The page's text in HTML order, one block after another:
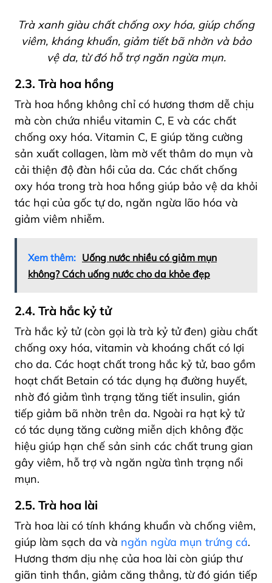
Trà xanh giàu chất chống oxy hóa, giúp chống
viêm, kháng khuẩn, giảm tiết bã nhờn và bảo
vệ da, từ đó hỗ trợ ngăn ngừa mụn.
2.3. Trà hoa hồng
Trà hoa hồng không chỉ có hương thơm dễ chịu
mà còn chứa nhiều vitamin C, E và các chất
chống oxy hóa. Vitamin C, E giúp tăng cường
sản xuất collagen, làm mờ vết thâm do mụn và
cải thiện độ đàn hồi của da. Các chất chống
oxy hóa trong trà hoa hồng giúp bảo vệ da khỏi
tác hại của gốc tự do, ngăn ngừa lão hóa và
giảm viêm nhiễm.
Xem thêm: Uống nước nhiều có giảm mụn
không? Cách uống nước cho da khỏe đẹp
2.4. Trà hắc kỷ tử
Trà hắc kỷ tử (còn gọi là trà kỷ tử đen) giàu chất
chống oxy hóa, vitamin và khoáng chất có lợi
cho da. Các hoạt chất trong hắc kỷ tử, bao gồm
hoạt chất Betain có tác dụng hạ đường huyết,
nhờ đó giảm tình trạng tăng tiết insulin, gián
tiếp giảm bã nhờn trên da. Ngoài ra hạt kỷ tử
có tác dụng tăng cường miễn dịch không đặc
hiệu giúp hạn chế sản sinh các chất trung gian
gây viêm, hỗ trợ và ngăn ngừa tình trạng nổi
mụn.
2.5. Trà hoa lài
Trà hoa lài có tính kháng khuẩn và chống viêm,
giúp làm sạch da và ngăn ngừa mụn trứng cá.
Hương thơm dịu nhẹ của hoa lài còn giúp thư
giãn tinh thần, giảm căng thẳng, từ đó gián tiếp